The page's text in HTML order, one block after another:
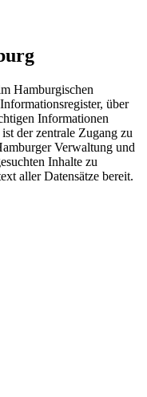
Hamburgischen
über
Informationen
der zentrale Zugang zu
Verwaltung und
Inhalte zu
aller Datensätze bereit.